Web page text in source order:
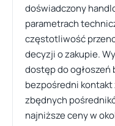
doświadczony
parametrach
częstotliwość
decyzji o zakupie.
dostęp do ogłoszeń
bezpośredni
zbędnych
najniższe ceny w